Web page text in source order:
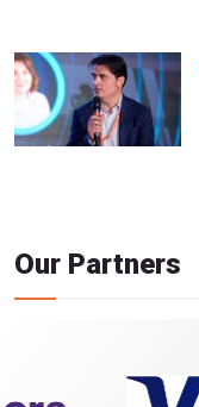
Our Partners